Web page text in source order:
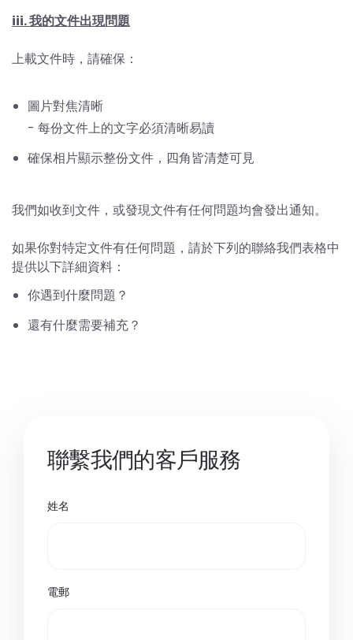
iii. 我的文件出現問題
上載文件時，請確保：
圖片對焦清晰
- 每份文件上的文字必須清晰易讀
確保相片顯示整份文件，四角皆清楚可見
我們如收到文件，或發現文件有任何問題均會發出通知。
如果你對特定文件有任何問題，請於下列的聯絡我們表格中
提供以下詳細資料：
你遇到什麼問題？
還有什麼需要補充？
聯繫我們的客戶服務
姓名
電郵